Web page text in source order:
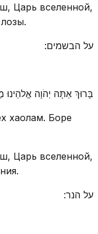
Царь вселенной,
על הבשמים:
בָּרוּךְ אַתָּה יְהֹוָה
хаолам. Боре
Царь вселенной,
על הנר: